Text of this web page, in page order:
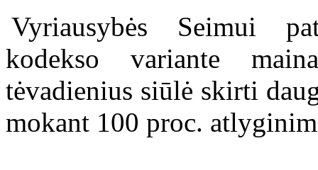
Vyriausybės Seimui
kodekso variante
tėvadienius siūlė skirti
mokant 100 proc.